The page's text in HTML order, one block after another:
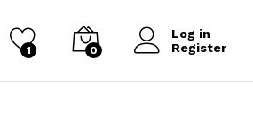
1 0
Log in
Register